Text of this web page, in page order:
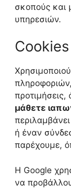
σκοπούς και
υπηρεσιών.
προτιμήσεις,
μάθετε
ή έναν
παρέχουμε,
Η Google
να